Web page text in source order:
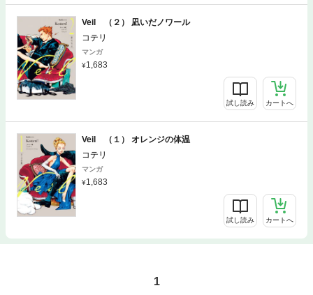
Veil （２） 凪いだノワール
コテリ
マンガ
1,683
試し読み カートへ
Veil （１） オレンジの体温
コテリ
マンガ
1,683
試し読み カートへ
1